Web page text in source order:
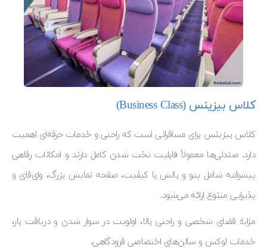
کلاس بیزینس (Business Class)
کلاس بیزینس برای مسافرانی است که راحتی و خدمات حرفه‌ای اهمیت
دارد. صندلی‌ها معمولاً قابلیت تخت شدن کامل دارند و امکانات رفاهی
پیشرفته شامل پتو و بالش با کیفیت، صفحه نمایش بزرگ، وای‌فای و
پذیرایی متنوع ارائه می‌شود.
مزایا: فضای شخصی و راحتی بالا، اولویت در سوار شدن و دریافت بار،
خدمات لوکس و سالن‌های اختصاصی فرودگاهی.